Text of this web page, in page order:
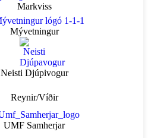
Markviss
Mývetningur
Neisti Djúpivogur
Reynir/Víðir
UMF Samherjar